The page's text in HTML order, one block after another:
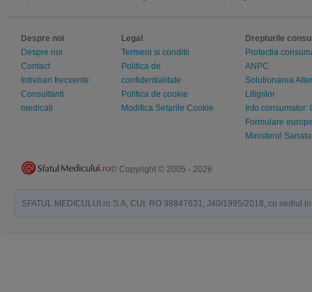
Despre noi
Despre noi
Contact
Intrebari frecvente
Consultanti
medicali
Legal
Termeni si conditii
Politica de
confidentialitate
Politica de cookie
Modifica Setarile Cookie
Drepturile
Protectia
ANPC
Solutionarea
Litigiilor
Info
Formulare
Ministerul
© Copyright © 2005 - 2026
SFATUL MEDICULUI.ro S.A, CUI: RO 38847631, J40/1995/2018, cu